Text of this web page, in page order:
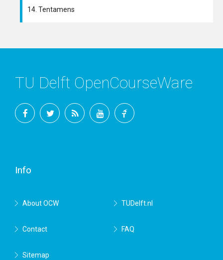
14. Tentamens
TU Delft OpenCourseWare
Info
About OCW TUDelft.nl
Contact FAQ
Sitemap